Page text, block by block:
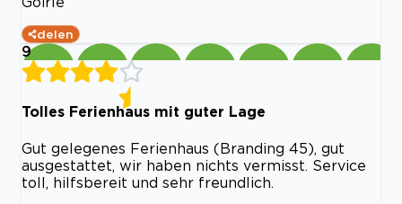
delen
9
Tolles Ferienhaus mit guter Lage
Gut gelegenes Ferienhaus (Branding 45), gut
ausgestattet, wir haben nichts vermisst. Service
toll, hilfsbereit und sehr freundlich.